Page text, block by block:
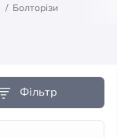
Болторізи
Фільтр